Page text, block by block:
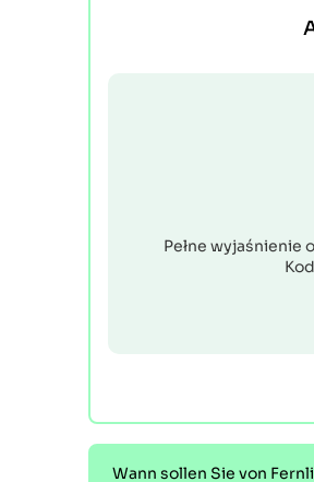
Pełne
Wann sollen Sie von